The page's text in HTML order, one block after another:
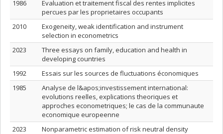
1986
Evaluation et traitement fiscal des rentes implicites
percues par les proprietaires occupants
2010
Exogeneity, weak identification and instrument
selection in econometrics
2023
Three essays on family, education and health in
developing countries
1992
Essais sur les sources de fluctuations économiques
1985
Analyse de l&apos;investissement international:
evolutions reelles, explications theoriques et
approches econometriques; le cas de la communaute
economique europeenne
2023
Nonparametric estimation of risk neutral density